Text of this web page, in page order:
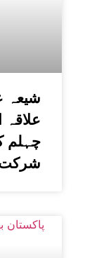
شیعہ
علاقہ
چہلم